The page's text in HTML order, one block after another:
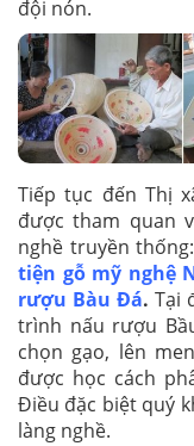
đội nón.
Tiếp tục đến Thị
được tham quan
nghề truyền thống:
tiện gỗ mỹ nghệ
rượu Bàu Đá. Tại
trình nấu rượu
chọn gạo, lên
được học cách
Điều đặc biệt quý
làng nghề.